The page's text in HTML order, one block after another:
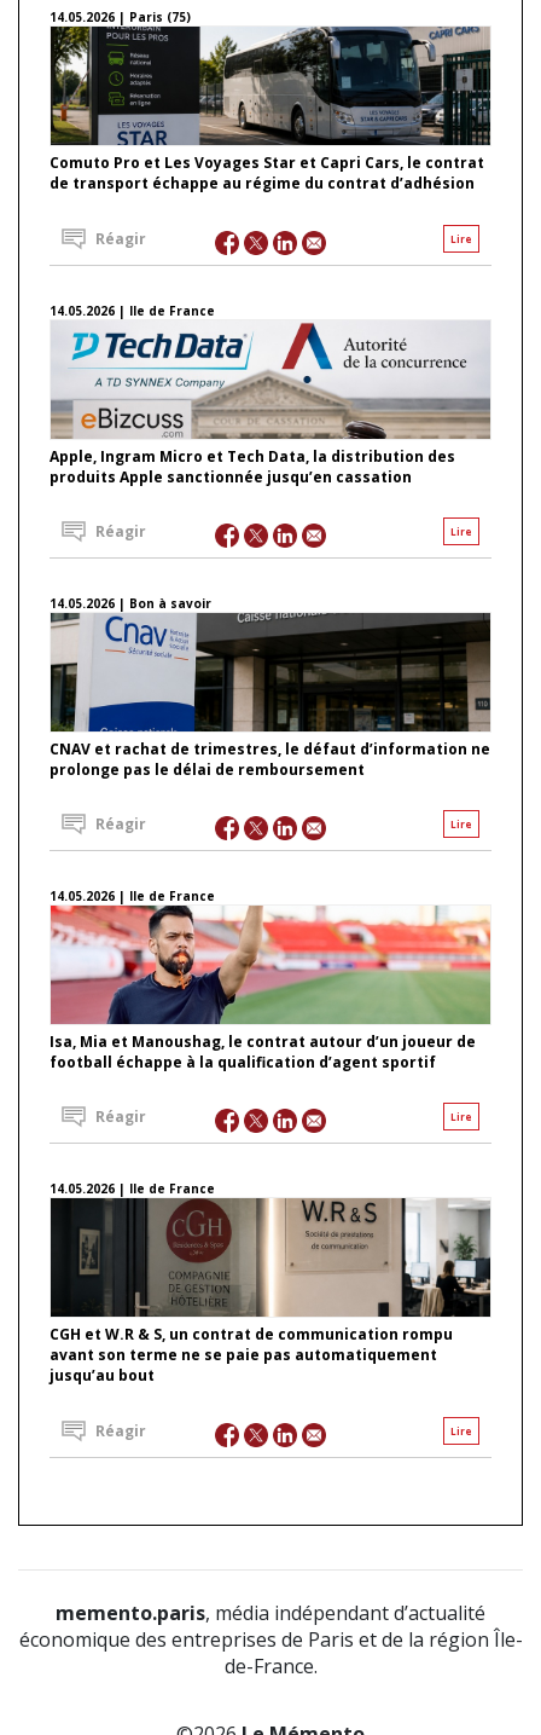
14.05.2026 | Paris (75)
Comuto Pro et Les Voyages Star et Capri Cars, le contrat
de transport échappe au régime du contrat d’adhésion
Lire
Réagir
14.05.2026 | Ile de France
Apple, Ingram Micro et Tech Data, la distribution des
produits Apple sanctionnée jusqu’en cassation
Lire
Réagir
14.05.2026 | Bon à savoir
CNAV et rachat de trimestres, le défaut d’information ne
prolonge pas le délai de remboursement
Lire
Réagir
14.05.2026 | Ile de France
Isa, Mia et Manoushag, le contrat autour d’un joueur de
football échappe à la qualification d’agent sportif
Lire
Réagir
14.05.2026 | Ile de France
CGH et W.R & S, un contrat de communication rompu
avant son terme ne se paie pas automatiquement
jusqu’au bout
Lire
Réagir
memento.paris, média indépendant d’actualité
économique des entreprises de Paris et de la région Île-
de-France.